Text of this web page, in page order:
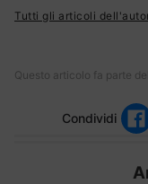
Tutti gli articoli
Questo articolo fa parte
Condividi